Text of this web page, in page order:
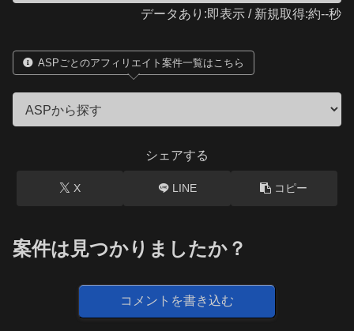
データあり:即表示 / 新規取得:約--秒
ASPごとのアフィリエイト案件一覧はこちら
シェアする
X LINE コピー
案件は見つかりましたか？
コメントを書き込む